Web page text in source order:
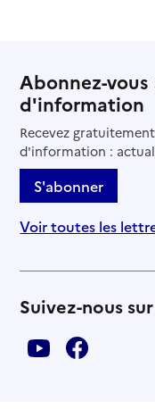
Abonnez-
d'information
Recevez
d'information :
S'abonner
Voir toutes les
Suivez-nous